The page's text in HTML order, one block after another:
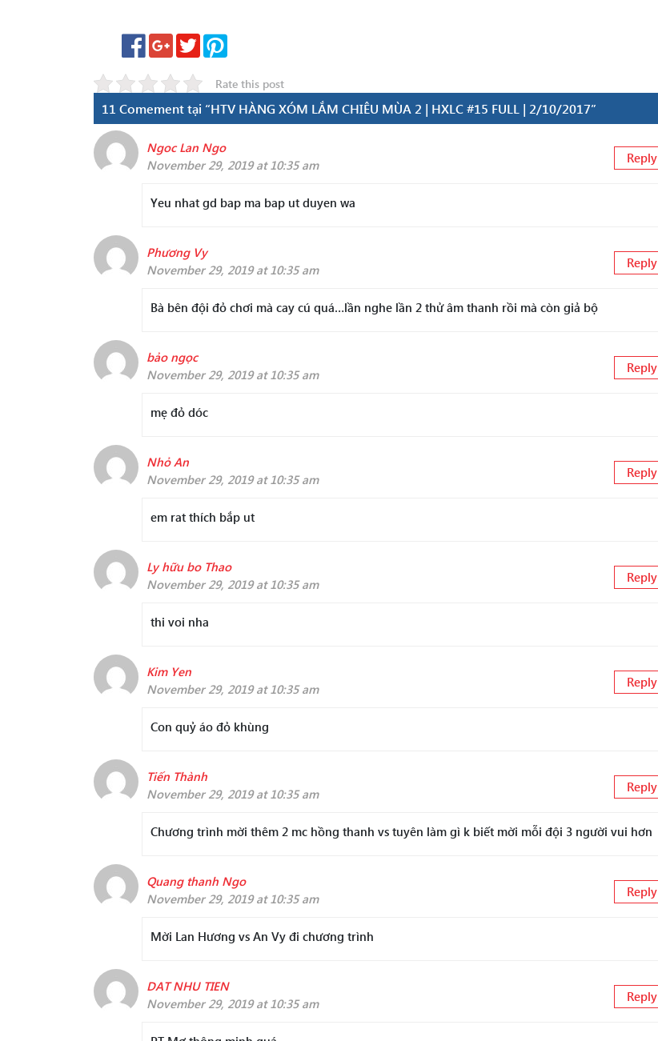
Rate this post
11 Comement tại “HTV HÀNG XÓM LẮM CHIÊU MÙA 2 | HXLC #15 FULL | 2/10/2017”
Ngoc Lan Ngo
November 29, 2019 at 10:35 am
Reply
Yeu nhat gd bap ma bap ut duyen wa
Phương Vy
November 29, 2019 at 10:35 am
Reply
Bà bên đội đỏ chơi mà cay cú quá…lần nghe lần 2 thử âm thanh rồi mà còn giả bộ
bảo ngọc
November 29, 2019 at 10:35 am
Reply
mẹ đỏ dóc
Nhỏ An
November 29, 2019 at 10:35 am
Reply
em rat thích bắp ut
Ly hữu bo Thao
November 29, 2019 at 10:35 am
Reply
thi voi nha
Kim Yen
November 29, 2019 at 10:35 am
Reply
Con quỷ áo đỏ khùng
Tiến Thành
November 29, 2019 at 10:35 am
Reply
Chương trình mời thêm 2 mc hồng thanh vs tuyên làm gì k biết mời mỗi đội 3 người vui hơn
Quang thanh Ngo
November 29, 2019 at 10:35 am
Reply
Mời Lan Hương vs An Vy đi chương trình
DAT NHU TIEN
November 29, 2019 at 10:35 am
Reply